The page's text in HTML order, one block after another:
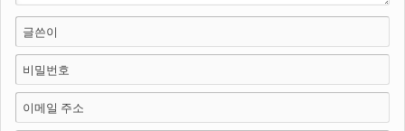
글쓴이
비밀번호
이메일 주소